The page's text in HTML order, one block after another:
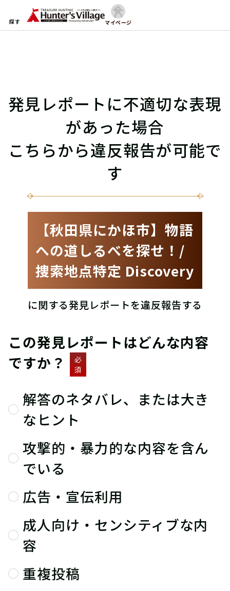
探す マイページ
発見レポートに不適切な表現
があった場合
こちらから違反報告が可能で
す
【秋田県にかほ市】物語
への道しるべを探せ！/
捜索地点特定 Discovery
に関する発見レポートを違反報告する
この発見レポートはどんな内容
ですか？
必
須
解答のネタバレ、または大き
なヒント
攻撃的・暴力的な内容を含ん
でいる
広告・宣伝利用
成人向け・センシティブな内
容
重複投稿